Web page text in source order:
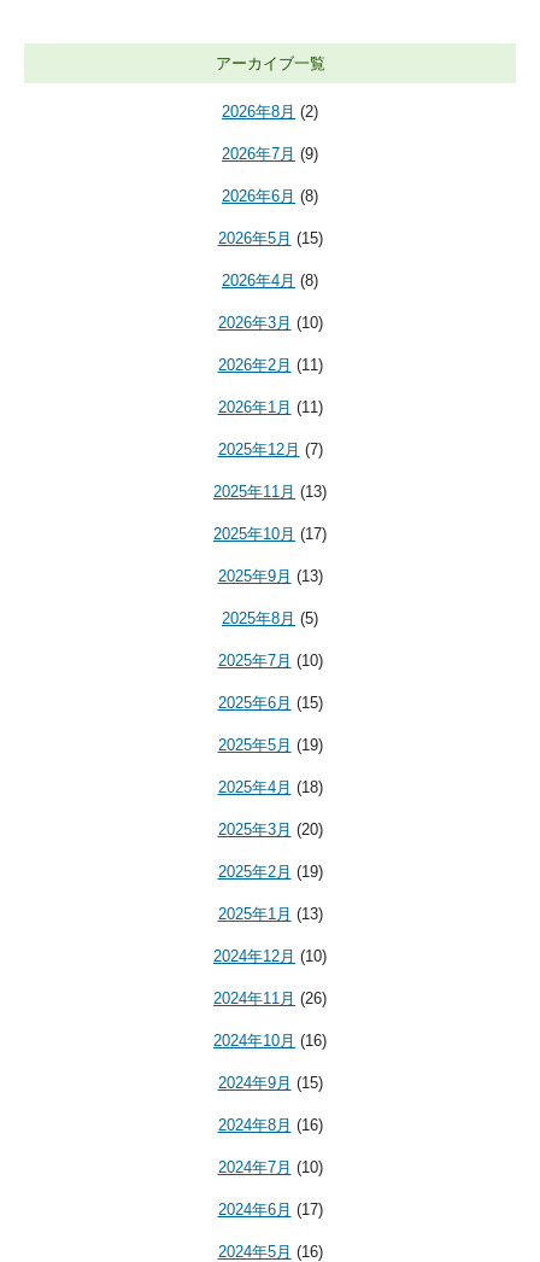
アーカイブ一覧
2026年8月 (2)
2026年7月 (9)
2026年6月 (8)
2026年5月 (15)
2026年4月 (8)
2026年3月 (10)
2026年2月 (11)
2026年1月 (11)
2025年12月 (7)
2025年11月 (13)
2025年10月 (17)
2025年9月 (13)
2025年8月 (5)
2025年7月 (10)
2025年6月 (15)
2025年5月 (19)
2025年4月 (18)
2025年3月 (20)
2025年2月 (19)
2025年1月 (13)
2024年12月 (10)
2024年11月 (26)
2024年10月 (16)
2024年9月 (15)
2024年8月 (16)
2024年7月 (10)
2024年6月 (17)
2024年5月 (16)